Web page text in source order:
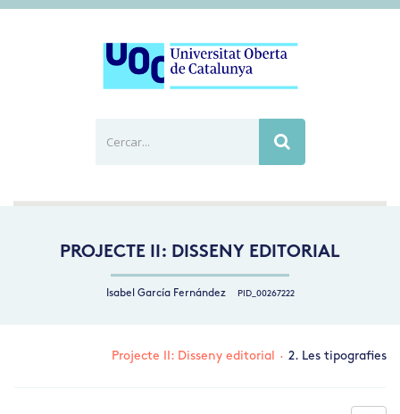
PROJECTE II: DISSENY EDITORIAL
Isabel García Fernández PID_00267222
Projecte II: Disseny editorial · 2. Les tipografies